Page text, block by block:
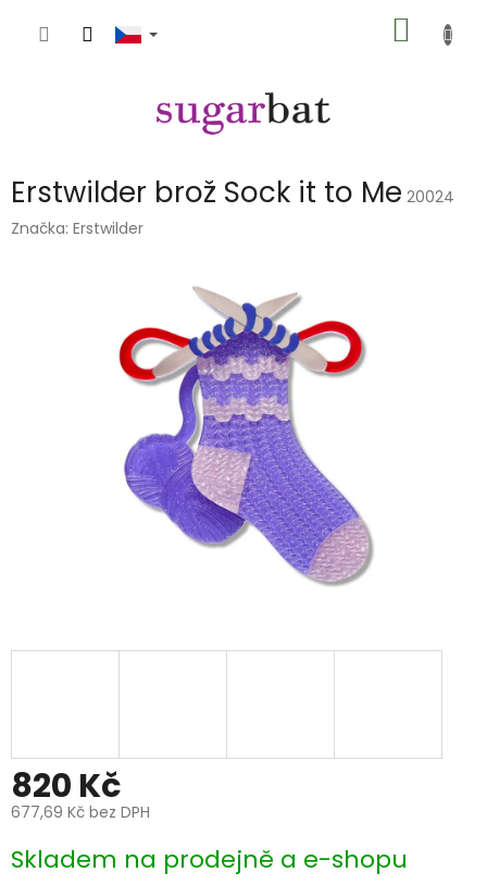
KOŠÍK
Erstwilder brož Sock it to Me 20024
Značka: Erstwilder
820 Kč
677,69 Kč bez DPH
cena:
Skladem na prodejně a e-shopu